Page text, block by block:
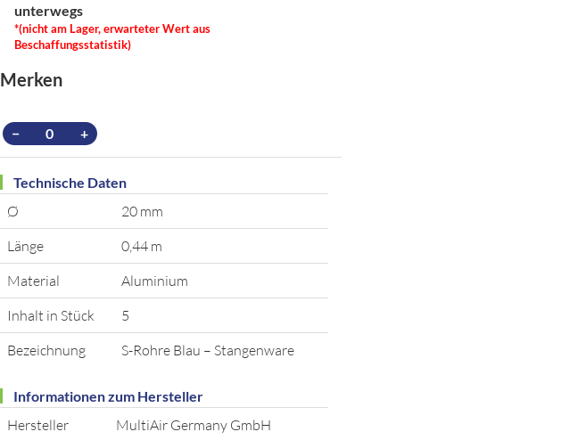
unterwegs
*(nicht am Lager, erwarteter Wert aus
Beschaffungsstatistik)
Merken
− +
Technische Daten
Ø
20 mm
Länge
0,44 m
Material
Aluminium
Inhalt in Stück
5
Bezeichnung
S-Rohre Blau – Stangenware
Informationen zum Hersteller
Hersteller
MultiAir Germany GmbH